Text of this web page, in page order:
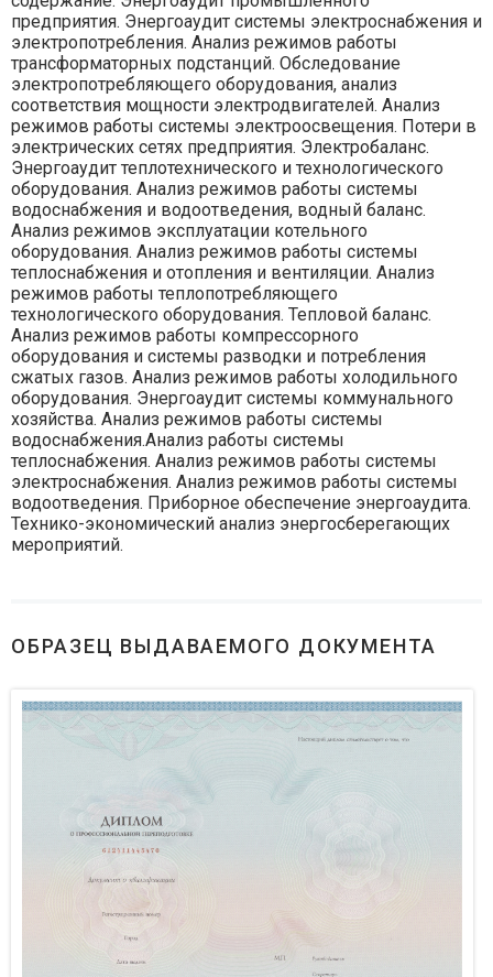
предприятия. Энергоаудит системы электроснабжения и
электропотребления. Анализ режимов работы
трансформаторных подстанций. Обследование
электропотребляющего оборудования, анализ
соответствия мощности электродвигателей. Анализ
режимов работы системы электроосвещения. Потери в
электрических сетях предприятия. Электробаланс.
Энергоаудит теплотехнического и технологического
оборудования. Анализ режимов работы системы
водоснабжения и водоотведения, водный баланс.
Анализ режимов эксплуатации котельного
оборудования. Анализ режимов работы системы
теплоснабжения и отопления и вентиляции. Анализ
режимов работы теплопотребляющего
технологического оборудования. Тепловой баланс.
Анализ режимов работы компрессорного
оборудования и системы разводки и потребления
сжатых газов. Анализ режимов работы холодильного
оборудования. Энергоаудит системы коммунального
хозяйства. Анализ режимов работы системы
водоснабжения.Анализ работы системы
теплоснабжения. Анализ режимов работы системы
электроснабжения. Анализ режимов работы системы
водоотведения. Приборное обеспечение энергоаудита.
Технико-экономический анализ энергосберегающих
мероприятий.
ОБРАЗЕЦ ВЫДАВАЕМОГО ДОКУМЕНТА